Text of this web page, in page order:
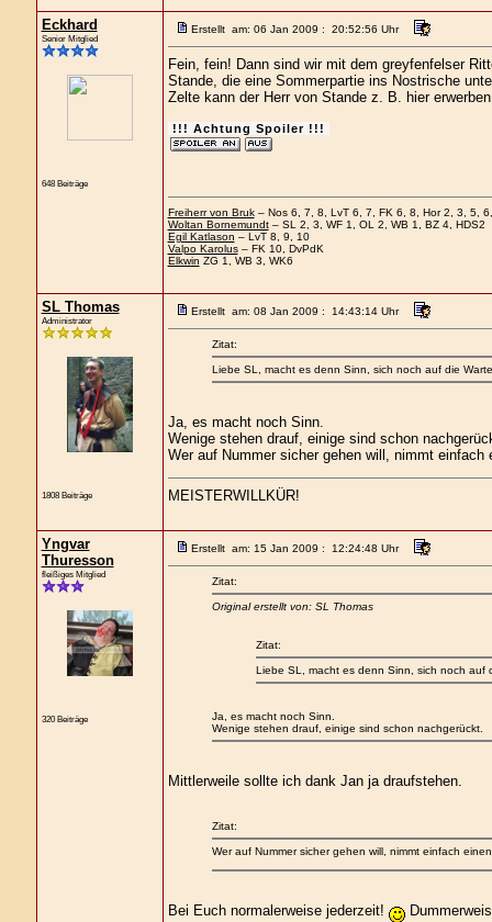
Eckhard
Senior Mitglied
648 Beiträge
Erstellt am: 06 Jan 2009 : 20:52:56 Uhr
Fein, fein! Dann sind wir mit dem greyfenfelser
Stande, die eine Sommerpartie ins Nostrische
Zelte kann der Herr von Stande z. B. hier
!!! Achtung Spoiler !!!
Freiherr von Bruk– Nos 6, 7, 8, LvT 6, 7, FK 6, 8, Hor 2, 3, 5,
Woltan Bornemundt– SL 2, 3, WF 1, OL 2, WB 1, BZ 4, HDS2
Egil Katlason – LvT 8, 9, 10
Valpo Karolus– FK 10, DvPdK
Elkwin ZG 1, WB 3, WK6
SL Thomas
Administrator
1808 Beiträge
Erstellt am: 08 Jan 2009 : 14:43:14 Uhr
Zitat:
Liebe SL, macht es denn Sinn, sich noch auf die
Ja, es macht noch Sinn.
Wenige stehen drauf, einige sind schon
Wer auf Nummer sicher gehen will, nimmt
MEISTERWILLKÜR!
Yngvar
Thuresson
fleißiges Mitglied
320 Beiträge
Erstellt am: 15 Jan 2009 : 12:24:48 Uhr
Zitat:
Original erstellt von: SL Thomas
Zitat:
Liebe SL, macht es denn Sinn, sich noch auf
Ja, es macht noch Sinn.
Wenige stehen drauf, einige sind schon nachgerückt.
Mittlerweile sollte ich dank Jan ja draufstehen.
Zitat:
Wer auf Nummer sicher gehen will, nimmt einfach
Bei Euch normalerweise jederzeit!